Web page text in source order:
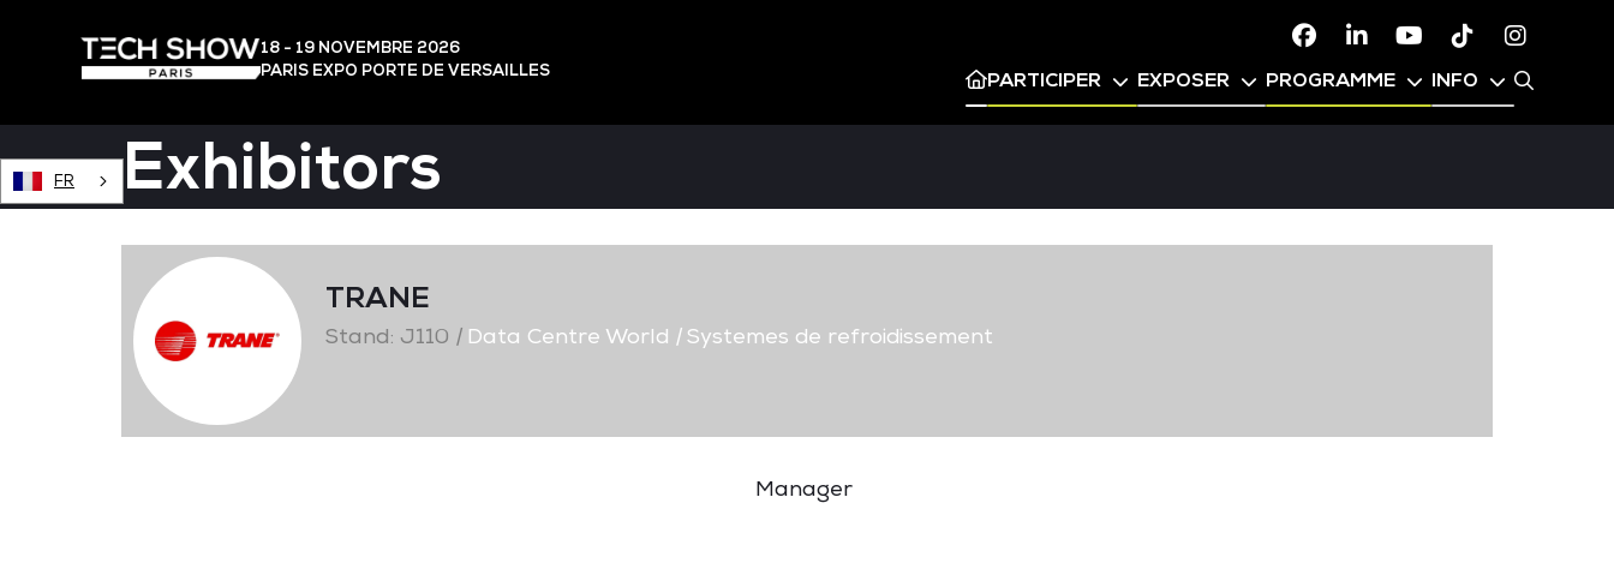
18 - 19 NOVEMBRE 2026
PARIS EXPO PORTE DE VERSAILLES
FacebookLinkedinYoutubeTikTok
PARTICIPER EXPOSER PROGRAMME INFO
FR Exhibitors
TRANE
Stand: J110 |Data Centre World |Systemes de refroidissement
Manager